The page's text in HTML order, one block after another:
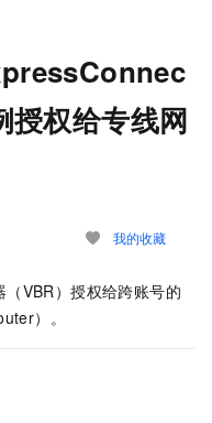
权给专线网
我的收藏
VBR）授权给跨账号的
）。